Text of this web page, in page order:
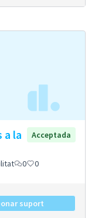
a la
Acceptada
0 0
suport